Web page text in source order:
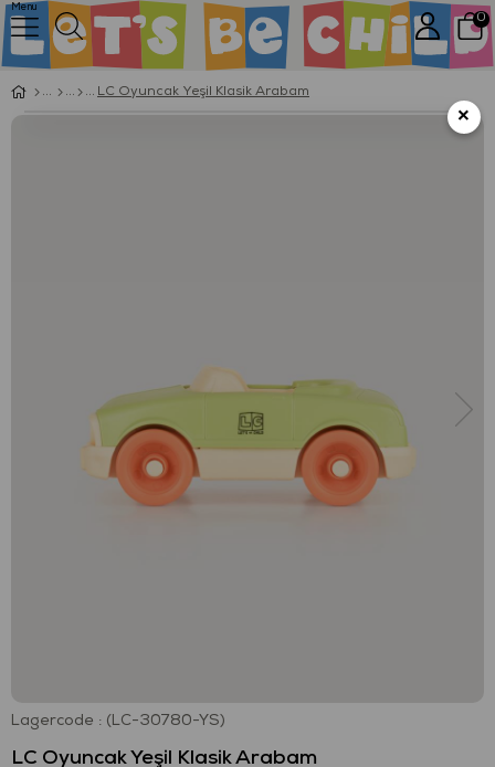
Menu
0
LC Oyuncak Yeşil Klasik Arabam
Lagercode (LC-30780-YS)
LC Oyuncak Yeşil Klasik Arabam
×